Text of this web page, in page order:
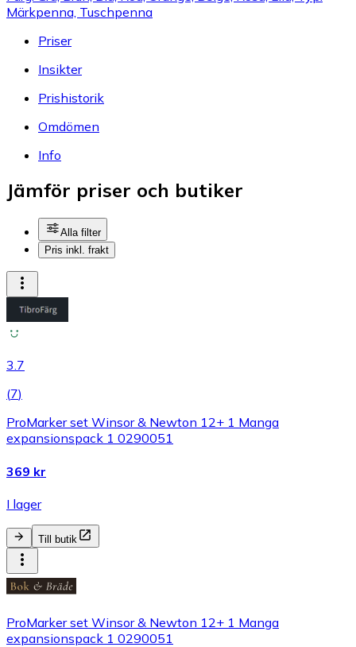
Märkpenna, Tuschpenna
Priser
Insikter
Prishistorik
Omdömen
Info
Jämför priser och butiker
Alla filter
Pris inkl. frakt
3.7
(7)
ProMarker set Winsor & Newton 12+ 1 Manga
expansionspack 1 0290051
369 kr
I lager
Till butik
ProMarker set Winsor & Newton 12+ 1 Manga
expansionspack 1 0290051